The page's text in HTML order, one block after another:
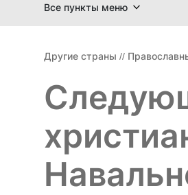
Все пункты меню
Другие страны //